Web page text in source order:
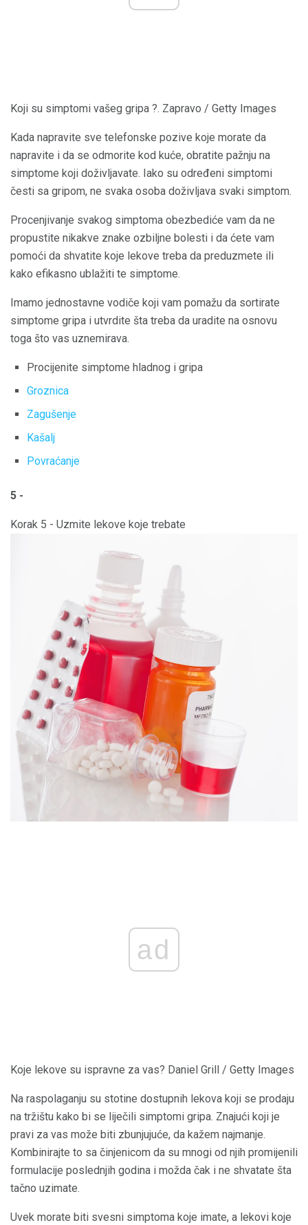
Koji su simptomi vašeg gripa ?. Zapravo / Getty Images
Kada napravite sve telefonske pozive koje morate da
napravite i da se odmorite kod kuće, obratite pažnju na
simptome koji doživljavate. Iako su određeni simptomi
česti sa gripom, ne svaka osoba doživljava svaki simptom.
Procenjivanje svakog simptoma obezbediće vam da ne
propustite nikakve znake ozbiljne bolesti i da ćete vam
pomoći da shvatite koje lekove treba da preduzmete ili
kako efikasno ublažiti te simptome.
Imamo jednostavne vodiče koji vam pomažu da sortirate
simptome gripa i utvrdite šta treba da uradite na osnovu
toga što vas uznemirava.
Procijenite simptome hladnog i gripa
Groznica
Zagušenje
Kašalj
Povraćanje
5 -
Korak 5 - Uzmite lekove koje trebate
ad
Koje lekove su ispravne za vas? Daniel Grill / Getty Images
Na raspolaganju su stotine dostupnih lekova koji se prodaju
na tržištu kako bi se liječili simptomi gripa. Znajući koji je
pravi za vas može biti zbunjujuće, da kažem najmanje.
Kombinirajte to sa činjenicom da su mnogi od njih promijenili
formulacije poslednjih godina i možda čak i ne shvatate šta
tačno uzimate.
Uvek morate biti svesni simptoma koje imate, a lekovi koje